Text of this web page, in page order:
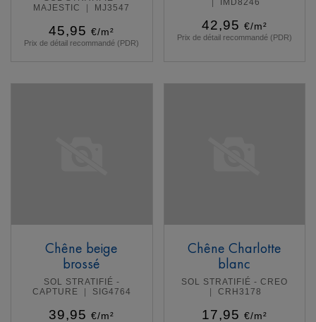
MAJESTIC
MJ3547
45,95 €/m²
Prix de détail recommandé (PDR)
IMD8246
42,95 €/m²
Prix de détail recommandé (PDR)
Chêne beige
brossé
SOL STRATIFIÉ -
CAPTURE
SIG4764
39,95 €/m²
Chêne Charlotte
blanc
SOL STRATIFIÉ - CREO
CRH3178
17,95 €/m²